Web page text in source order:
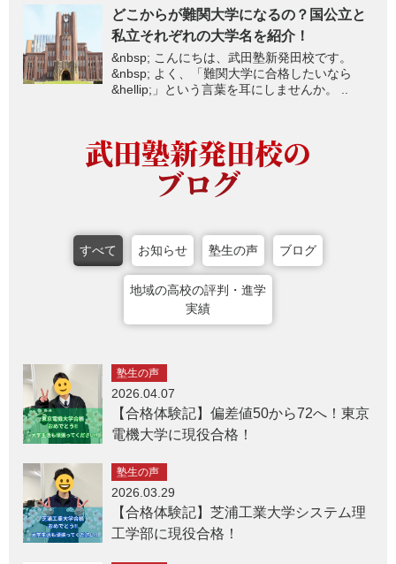
どこからが難関大学になるの？国公立と
私立それぞれの大学名を紹介！
&nbsp; こんにちは、武田塾新発田校です。
&nbsp; よく、「難関大学に合格したいなら
&hellip;」という言葉を耳にしませんか。 ..
武田塾新発田校の
ブログ
すべて お知らせ 塾生の声 ブログ
地域の高校の評判・進学
実績
塾生の声
2026.04.07
【合格体験記】偏差値50から72へ！東京
電機大学に現役合格！
塾生の声
2026.03.29
【合格体験記】芝浦工業大学システム理
工学部に現役合格！